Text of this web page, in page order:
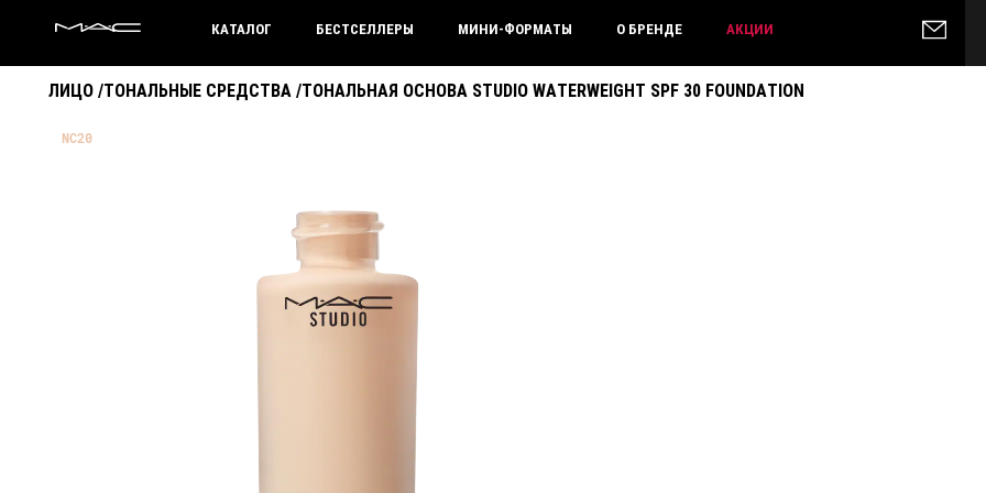
MAC HUNGARY КАТАЛОГ БЕСТСЕЛЛЕРЫ МИНИ-ФОРМАТЫ О БРЕНДЕ АКЦИИ
ЛИЦО/ТОНАЛЬНЫЕ СРЕДСТВА /ТОНАЛЬНАЯ ОСНОВА STUDIO WATERWEIGHT SPF 30 FOUNDATION
NC20